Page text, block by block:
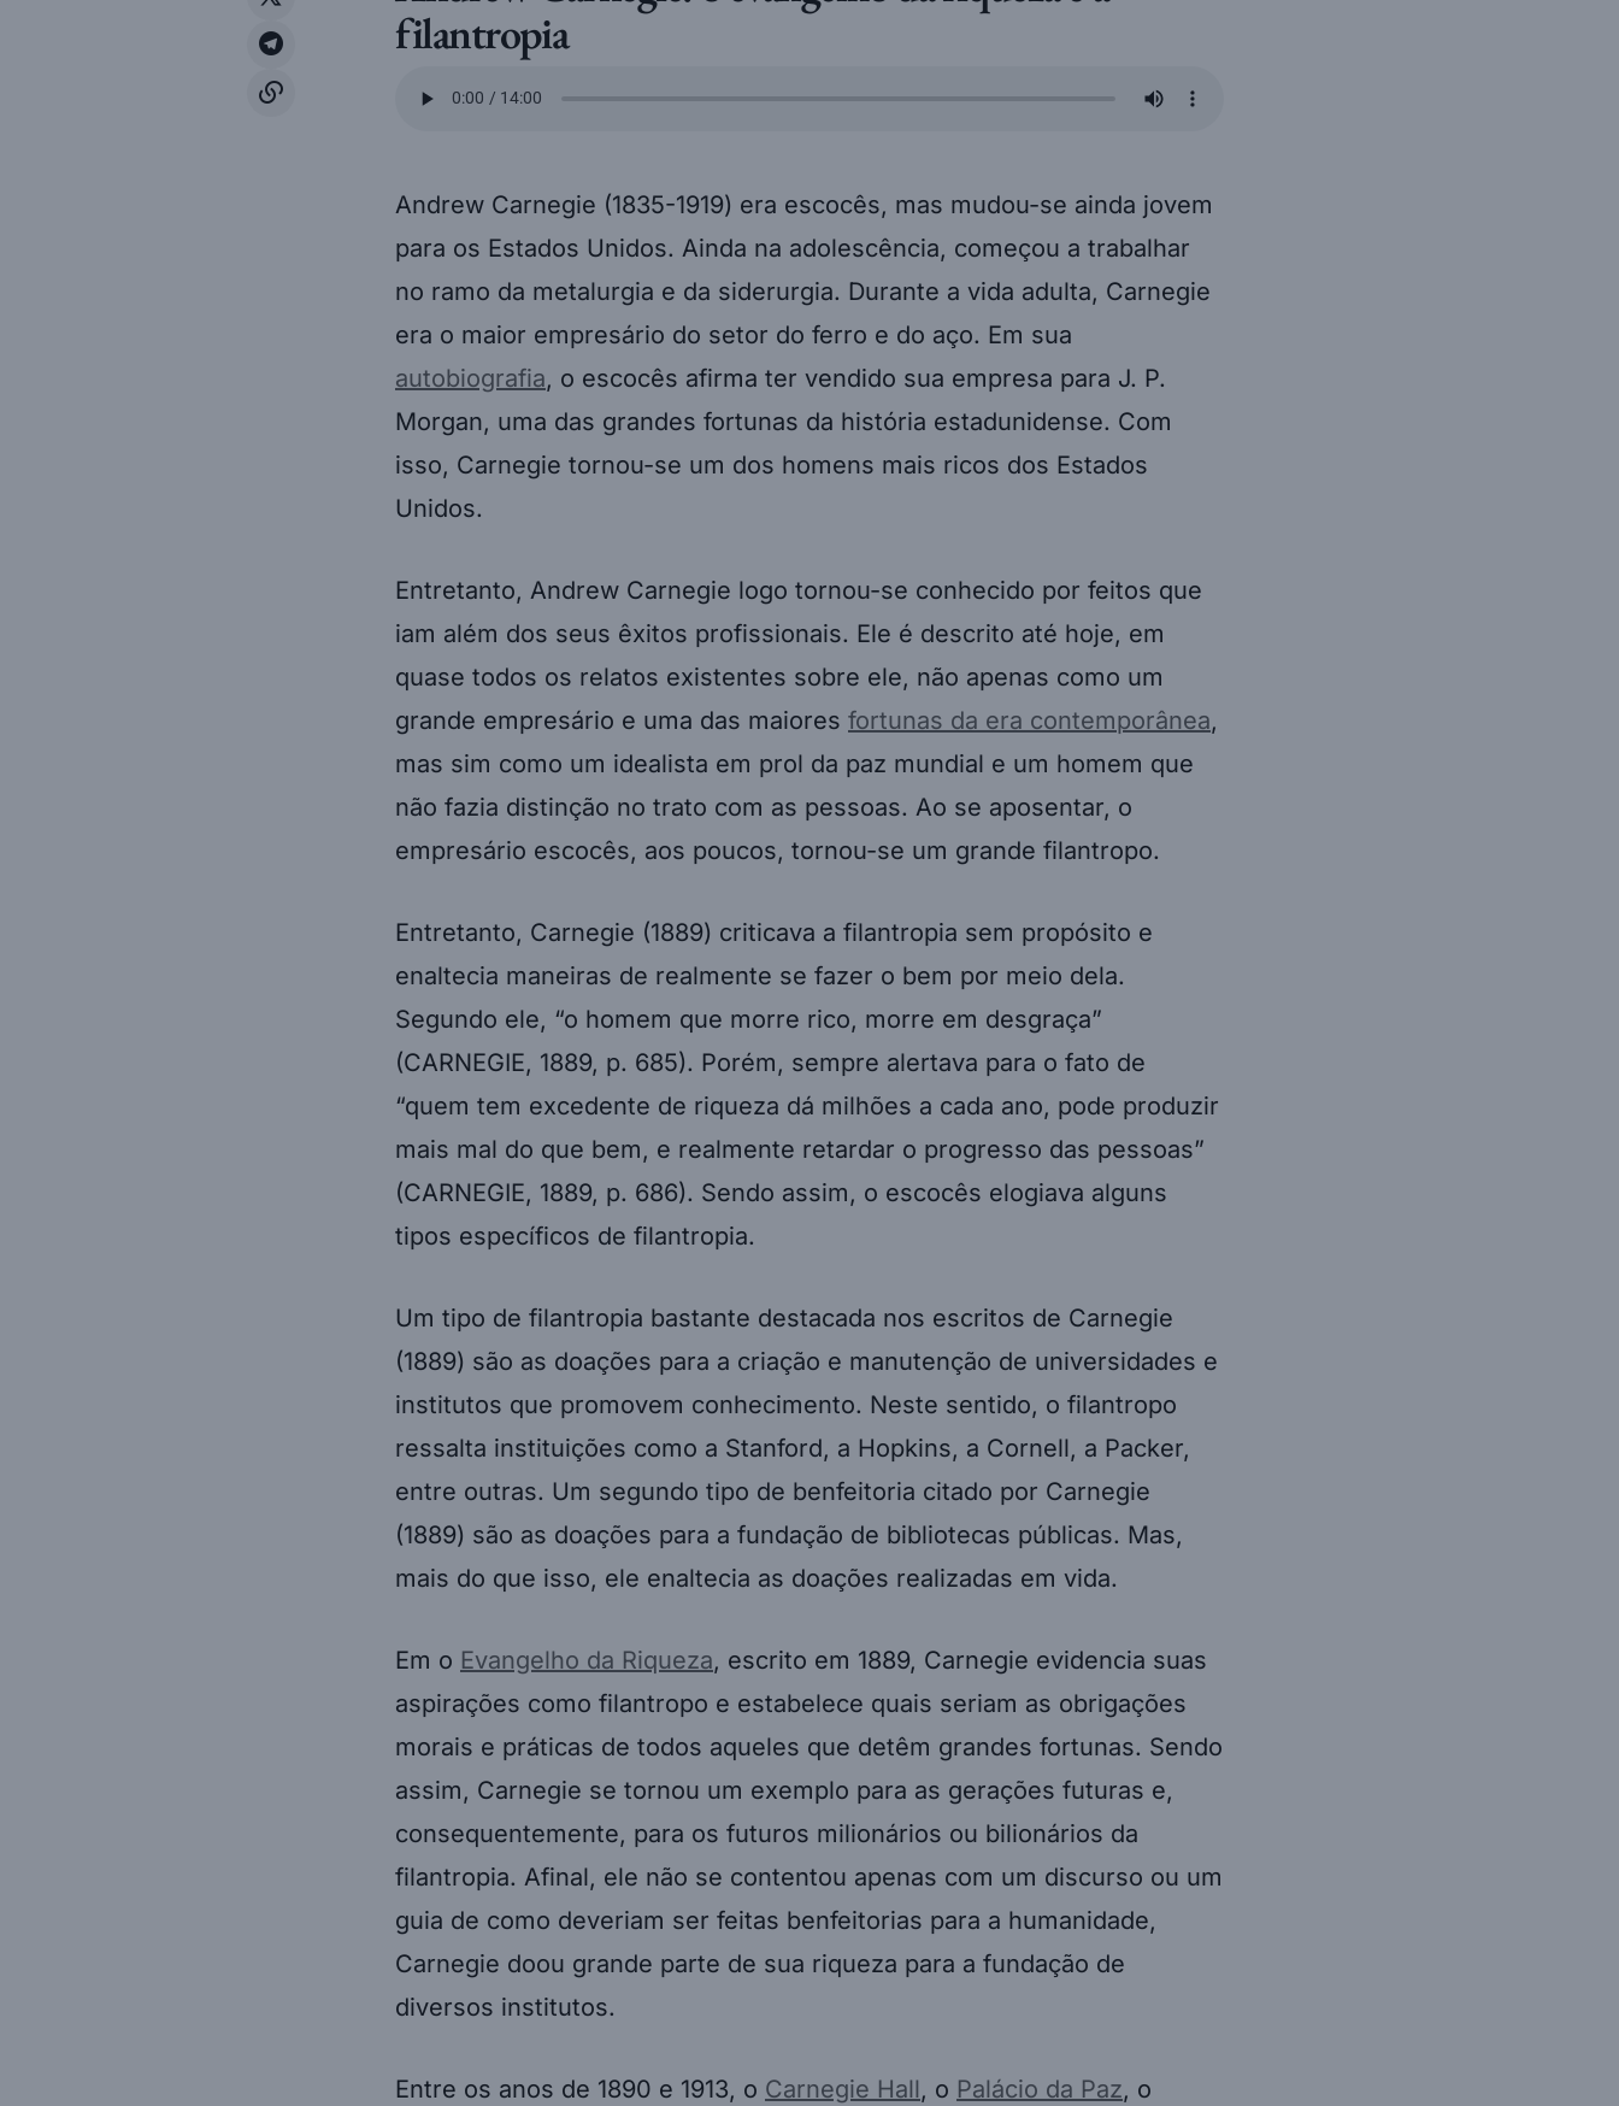
filantropia
Andrew Carnegie (1835-1919) era escocês, mas mudou-se ainda jovem
para os Estados Unidos. Ainda na adolescência, começou a trabalhar
no ramo da metalurgia e da siderurgia. Durante a vida adulta, Carnegie
era o maior empresário do setor do ferro e do aço. Em sua
autobiografia
, o escocês afirma ter vendido sua empresa para J. P.
Morgan, uma das grandes fortunas da história estadunidense. Com
isso, Carnegie tornou-se um dos homens mais ricos dos Estados
Unidos.
Entretanto, Andrew Carnegie logo tornou-se conhecido por feitos que
iam além dos seus êxitos profissionais. Ele é descrito até hoje, em
quase todos os relatos existentes sobre ele, não apenas como um
grande empresário e uma das maiores fortunas da era contemporânea
mas sim como um idealista em prol da paz mundial e um homem que
não fazia distinção no trato com as pessoas. Ao se aposentar, o
empresário escocês, aos poucos, tornou-se um grande filantropo.
Entretanto, Carnegie (1889) criticava a filantropia sem propósito e
enaltecia maneiras de realmente se fazer o bem por meio dela.
Segundo ele, “o homem que morre rico, morre em desgraça”
(CARNEGIE, 1889, p. 685). Porém, sempre alertava para o fato de
“quem tem excedente de riqueza dá milhões a cada ano, pode produzir
mais mal do que bem, e realmente retardar o progresso das pessoas”
(CARNEGIE, 1889, p. 686). Sendo assim, o escocês elogiava alguns
tipos específicos de filantropia.
Um tipo de filantropia bastante destacada nos escritos de Carnegie
(1889) são as doações para a criação e manutenção de universidades e
institutos que promovem conhecimento. Neste sentido, o filantropo
ressalta instituições como a Stanford, a Hopkins, a Cornell, a Packer,
entre outras. Um segundo tipo de benfeitoria citado por Carnegie
(1889) são as doações para a fundação de bibliotecas públicas. Mas,
mais do que isso, ele enaltecia as doações realizadas em vida.
Em o Evangelho da Riqueza
, escrito em 1889, Carnegie evidencia suas
aspirações como filantropo e estabelece quais seriam as obrigações
morais e práticas de todos aqueles que detêm grandes fortunas. Sendo
assim, Carnegie se tornou um exemplo para as gerações futuras e,
consequentemente, para os futuros milionários ou bilionários da
filantropia. Afinal, ele não se contentou apenas com um discurso ou um
guia de como deveriam ser feitas benfeitorias para a humanidade,
Carnegie doou grande parte de sua riqueza para a fundação de
diversos institutos.
Entre os anos de 1890 e 1913, o Carnegie Hall , o Palácio da Paz , o